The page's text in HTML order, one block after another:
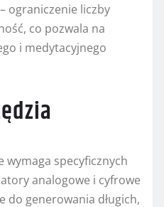
ograniczenie liczby
co pozwala na
i medytacyjnego
specyficznych
analogowe i cyfrowe
do generowania długich,